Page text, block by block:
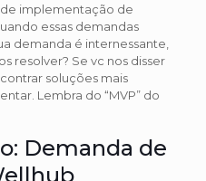
implementação de
essas demandas
demanda é internessante,
resolver? Se vc nos disser
soluções mais
Lembra do “MVP” do
Demanda de